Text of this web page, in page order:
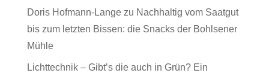
Doris Hofmann-Langezu Nachhaltig vom Saatgut
bis zum letzten Bissen: die Snacks der Bohlsener
Mühle
Lichttechnik – Gibt’s die auch in Grün? Ein